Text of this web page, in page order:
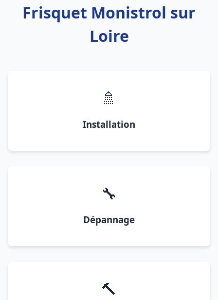
Frisquet Monistrol sur
Loire
🚿
Installation
🔧
Dépannage
🔨